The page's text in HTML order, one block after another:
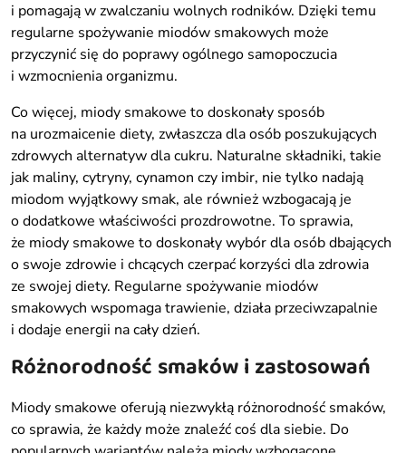
i pomagają w zwalczaniu wolnych rodników. Dzięki temu
regularne spożywanie miodów smakowych może
przyczynić się do poprawy ogólnego samopoczucia
i wzmocnienia organizmu.
Co więcej, miody smakowe to doskonały sposób
na urozmaicenie diety, zwłaszcza dla osób poszukujących
zdrowych alternatyw dla cukru. Naturalne składniki, takie
jak maliny, cytryny, cynamon czy imbir, nie tylko nadają
miodom wyjątkowy smak, ale również wzbogacają je
o dodatkowe właściwości prozdrowotne. To sprawia,
że miody smakowe to doskonały wybór dla osób dbających
o swoje zdrowie i chcących czerpać korzyści dla zdrowia
ze swojej diety. Regularne spożywanie miodów
smakowych wspomaga trawienie, działa przeciwzapalnie
i dodaje energii na cały dzień.
Różnorodność smaków i zastosowań
Miody smakowe oferują niezwykłą różnorodność smaków,
co sprawia, że każdy może znaleźć coś dla siebie. Do